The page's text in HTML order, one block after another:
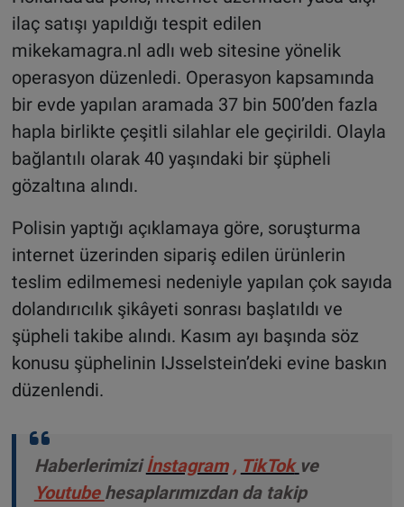
ilaç satışı yapıldığı tespit edilen
mikekamagra.nl adlı web sitesine yönelik
operasyon düzenledi. Operasyon kapsamında
bir evde yapılan aramada 37 bin 500’den fazla
hapla birlikte çeşitli silahlar ele geçirildi. Olayla
bağlantılı olarak 40 yaşındaki bir şüpheli
gözaltına alındı.
Polisin yaptığı açıklamaya göre, soruşturma
internet üzerinden sipariş edilen ürünlerin
teslim edilmemesi nedeniyle yapılan çok sayıda
dolandırıcılık şikâyeti sonrası başlatıldı ve
şüpheli takibe alındı. Kasım ayı başında söz
konusu şüphelinin IJsselstein’deki evine baskın
düzenlendi.
Haberlerimiziİnstagram , TikTok ve
Youtube hesaplarımızdan da takip